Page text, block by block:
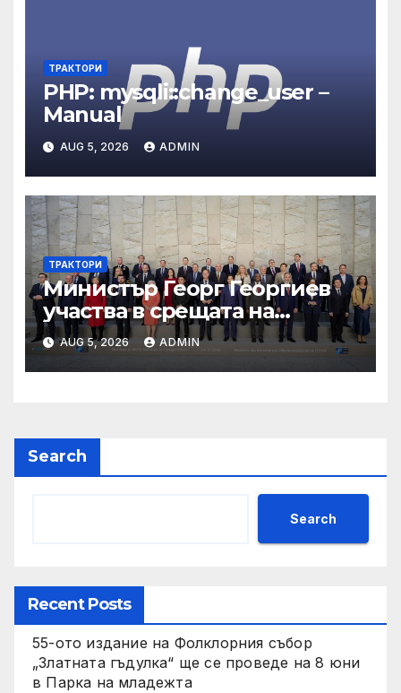
ТРАКТОРИ
PHP: mysqli::change_user –
Manual
AUG 5, 2026 ADMIN
ТРАКТОРИ
Министър Георг Георгиев
участва в срещата на
министрите на външните
работи на НАТО
AUG 5, 2026 ADMIN
Search
Search
Recent Posts
55-ото издание на Фолклорния събор
„Златната гъдулка“ ще се проведе на 8 юни
в Парка на младежта